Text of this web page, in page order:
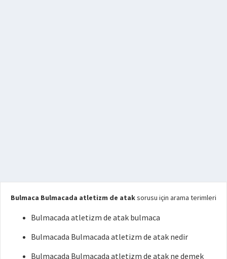
Bulmaca Bulmacada atletizm de ataksorusu için arama terimleri
Bulmacada atletizm de atak bulmaca
Bulmacada Bulmacada atletizm de atak nedir
Bulmacada Bulmacada atletizm de atak ne demek